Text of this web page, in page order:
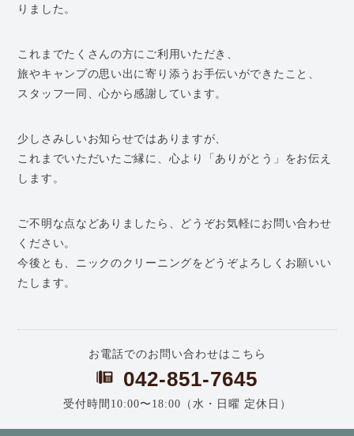
りました。
これまでたくさんの方にご利用いただき、
旅やキャンプの思い出に寄り添うお手伝いができたこと、
スタッフ一同、心から感謝しています。
少しさみしいお知らせではありますが、
これまでいただいたご縁に、心より「ありがとう」をお伝え
します。
ご不明な点などありましたら、どうぞお気軽にお問い合わせ
ください。
今後とも、ニックのクリーニングをどうぞよろしくお願いい
たします。
お電話でのお問い合わせはこちら
042-851-7645
受付時間10:00〜18:00（水・日曜 定休日）